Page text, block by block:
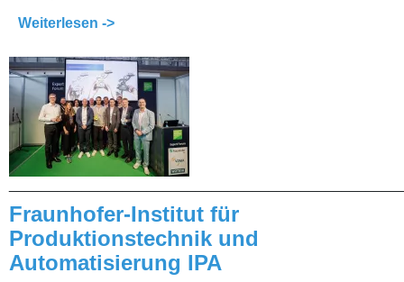
Weiterlesen ->
Fraunhofer-Institut für
Produktionstechnik und
Automatisierung IPA